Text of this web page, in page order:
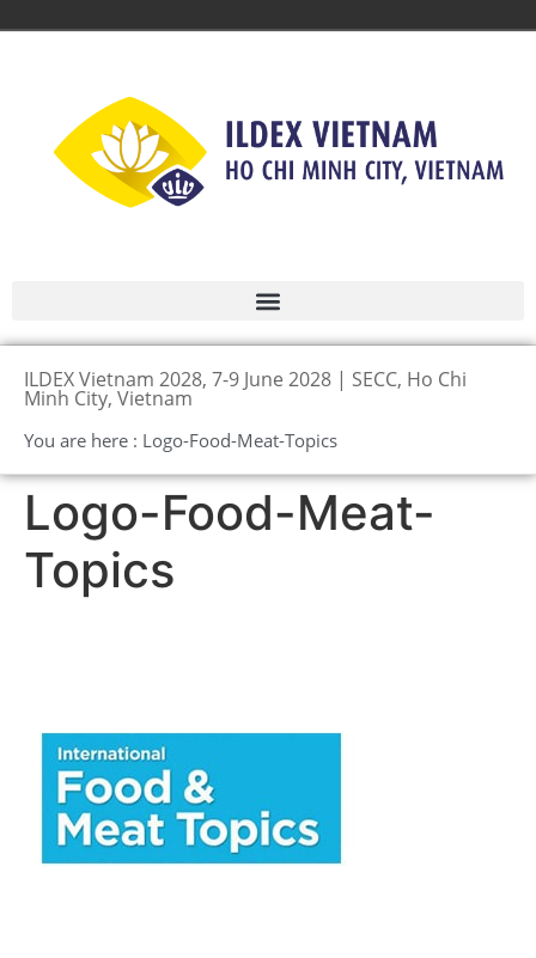
ILDEX Vietnam 2028, 7-9 June 2028 | SECC, Ho Chi
Minh City, Vietnam
You are here : Logo-Food-Meat-Topics
Logo-Food-Meat-
Topics